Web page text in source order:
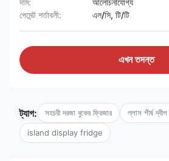
দাম:
আলোচনাযোগ্য
পেমেন্ট শর্তাবলী:
এল/সি, টি/টি
এখন তদন্ত
ট্যাগ: সহচরী দরজা বুকের ফ্রিজার গ্লাস শীর্ষ
island display fridge